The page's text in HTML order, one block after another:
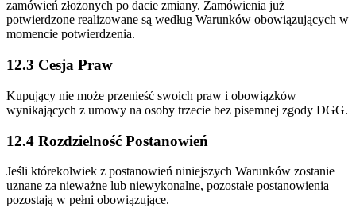
zamówień złożonych po dacie zmiany. Zamówienia już
potwierdzone realizowane są według Warunków obowiązujących w
momencie potwierdzenia.
12.3 Cesja Praw
Kupujący nie może przenieść swoich praw i obowiązków
wynikających z umowy na osoby trzecie bez pisemnej zgody DGG.
12.4 Rozdzielność Postanowień
Jeśli którekolwiek z postanowień niniejszych Warunków zostanie
uznane za nieważne lub niewykonalne, pozostałe postanowienia
pozostają w pełni obowiązujące.